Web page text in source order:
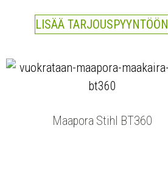
LISÄÄ TARJOUSPYYNTÖÖN
Maapora Stihl BT360